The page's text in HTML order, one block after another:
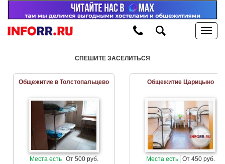
СПЕШИТЕ ЗАСЕЛИТЬСЯ
Общежитие в Толстопальцево
Места есть От 500 руб.
Общежитие Царицыно
Места есть От 450 руб.